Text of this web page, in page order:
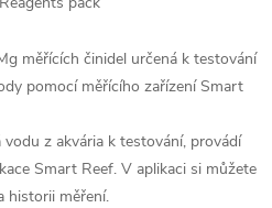
měřících činidel určená k testování
pomocí měřícího zařízení Smart
z akvária k testování, provádí
Smart Reef. V aplikaci si můžete
historii měření.